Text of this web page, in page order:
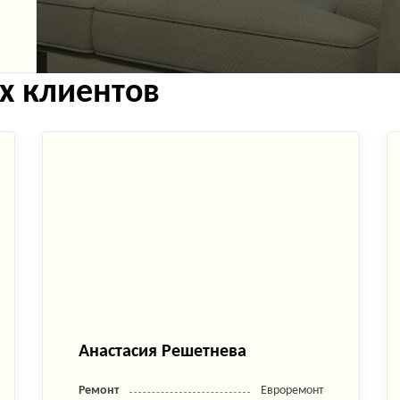
клиентов
Анастасия Решетнева
Ремонт Евроремонт